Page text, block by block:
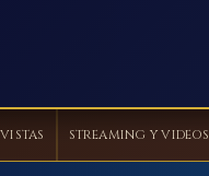
STREAMING Y VIDEOS